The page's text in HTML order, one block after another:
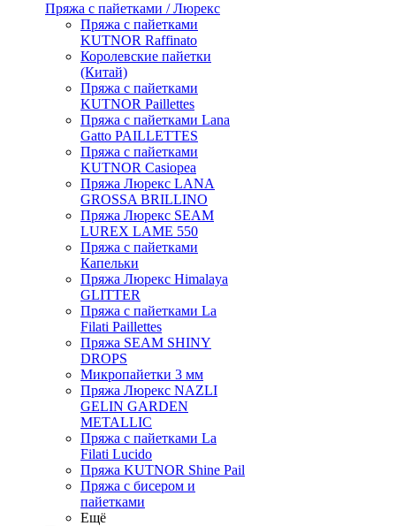
Пряжа с пайетками / Люрекс
Пряжа с пайетками
KUTNOR Raffinato
Королевские пайетки
(Китай)
Пряжа с пайетками
KUTNOR Paillettes
Пряжа с пайетками Lana
Gatto PAILLETTES
Пряжа с пайетками
KUTNOR Casiopea
Пряжа Люрекс LANA
GROSSA BRILLINO
Пряжа Люрекс SEAM
LUREX LAME 550
Пряжа с пайетками
Капельки
Пряжа Люрекс Himalaya
GLITTER
Пряжа с пайетками La
Filati Paillettes
Пряжа SEAM SHINY
DROPS
Микропайетки 3 мм
Пряжа Люрекс NAZLI
GELIN GARDEN
METALLIC
Пряжа с пайетками La
Filati Lucido
Пряжа KUTNOR Shine Pail
Пряжа с бисером и
пайетками
Ещё